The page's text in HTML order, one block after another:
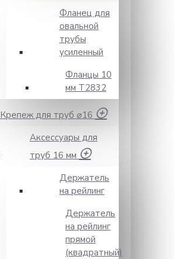
Фланец для
овальной
трубы
усиленный
Фланцы 10
мм Т2832
Крепеж для труб ⌀16
Аксессуары для
труб 16 мм
Держатель
на рейлинг
Держатель
на рейлинг
прямой
(квадратный)